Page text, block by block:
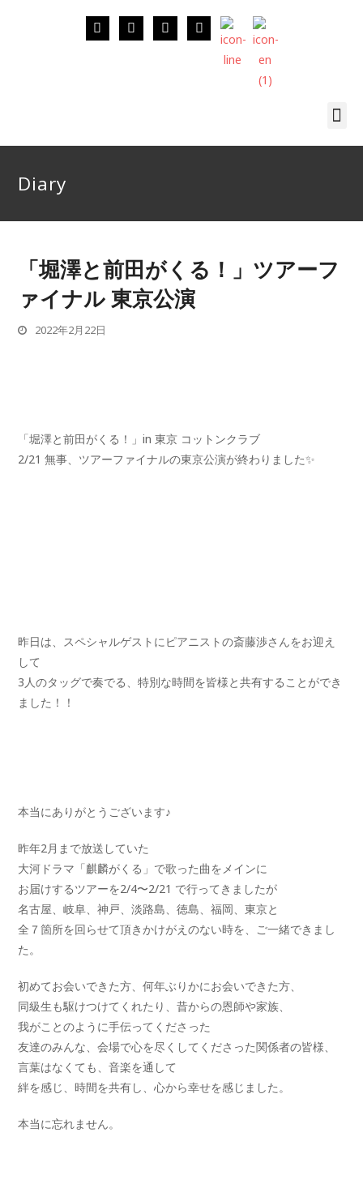
Diary
「堀澤と前田がくる！」ツアーフ
ァイナル 東京公演
2022年2月22日
「堀澤と前田がくる！」in 東京 コットンクラブ
2/21 無事、ツアーファイナルの東京公演が終わりました✨
昨日は、スペシャルゲストにピアニストの斎藤渉さんをお迎え
して
3人のタッグで奏でる、特別な時間を皆様と共有することができ
ました！！
本当にありがとうございます♪
昨年2月まで放送していた
大河ドラマ「麒麟がくる」で歌った曲をメインに
お届けするツアーを2/4〜2/21 で行ってきましたが
名古屋、岐阜、神戸、淡路島、徳島、福岡、東京と
全７箇所を回らせて頂きかけがえのない時を、ご一緒できまし
た。
初めてお会いできた方、何年ぶりかにお会いできた方、
同級生も駆けつけてくれたり、昔からの恩師や家族、
我がことのように手伝ってくださった
友達のみんな、会場で心を尽くしてくださった関係者の皆様、
言葉はなくても、音楽を通して
絆を感じ、時間を共有し、心から幸せを感じました。
本当に忘れません。